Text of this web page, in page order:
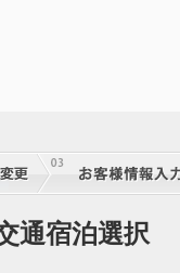
通宿泊選択